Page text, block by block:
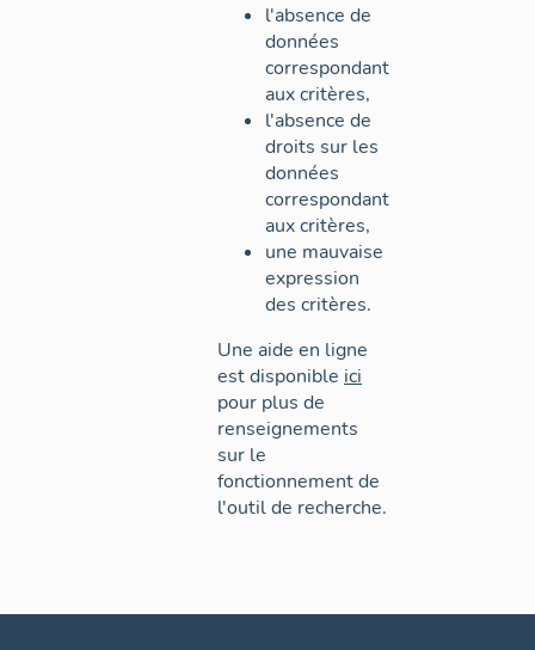
l'absence de
données
correspondant
aux critères,
l'absence de
droits sur les
données
correspondant
aux critères,
une mauvaise
expression
des critères.
Une aide en ligne
est disponible ici
pour plus de
renseignements
sur le
fonctionnement de
l'outil de recherche.